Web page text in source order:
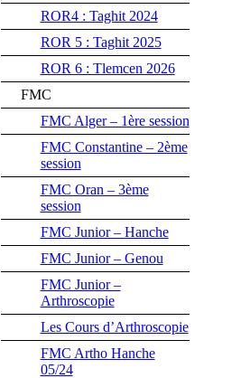
ROR4 : Taghit 2024
ROR 5 : Taghit 2025
ROR 6 : Tlemcen 2026
FMC
FMC Alger – 1ère session
FMC Constantine – 2ème
session
FMC Oran – 3ème
session
FMC Junior – Hanche
FMC Junior – Genou
FMC Junior –
Arthroscopie
Les Cours d’Arthroscopie
FMC Artho Hanche
05/24